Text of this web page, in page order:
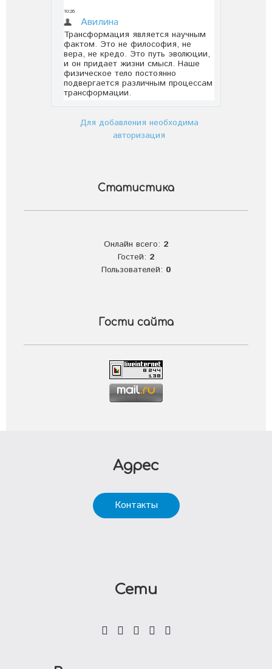
Для добавления необходима
авторизация
Статистика
Онлайн всего: 2
Гостей: 2
Пользователей: 0
Гости сайта
Адрес
Контакты
Сети